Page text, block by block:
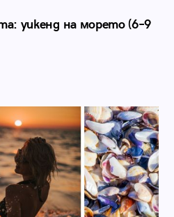
уикенд на морето (6–9